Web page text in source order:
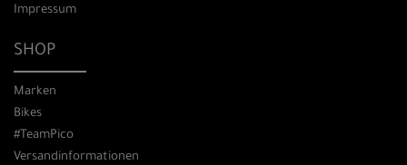
Impressum
SHOP
Marken
Bikes
#TeamPico
Versandinformationen